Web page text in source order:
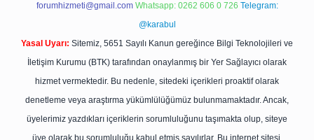
forumhizmeti@gmail.com Whatsapp: 0262 606 0 726 Telegram:
@karabul
Yasal Uyarı: Sitemiz, 5651 Sayılı Kanun gereğince Bilgi Teknolojileri ve
İletişim Kurumu (BTK) tarafından onaylanmış bir Yer Sağlayıcı olarak
hizmet vermektedir. Bu nedenle, sitedeki içerikleri proaktif olarak
denetleme veya araştırma yükümlülüğümüz bulunmamaktadır. Ancak,
üyelerimiz yazdıkları içeriklerin sorumluluğunu taşımakta olup, siteye
üye olarak bu sorumluluğu kabul etmiş sayılırlar. Bu internet sitesi,